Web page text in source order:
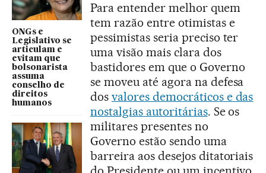
ONGs e
Legislativo se
articulam e
evitam que
bolsonarista
assuma
conselho de
direitos
humanos
Para entender melhor quem
tem razão entre otimistas e
pessimistas seria preciso ter
uma visão mais clara dos
bastidores em que o Governo
se moveu até agora na defesa
dos valores democráticos e das
nostalgias autoritárias. Se os
militares presentes no
Governo estão sendo uma
barreira aos desejos ditatoriais